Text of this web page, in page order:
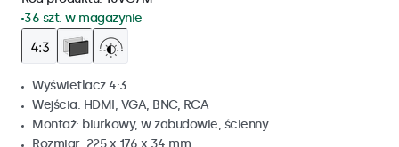
36 szt. w magazynie
Wyświetlacz 4:3
Wejścia: HDMI, VGA, BNC, RCA
Montaż: biurkowy, w zabudowie, ścienny
Rozmiar: 225 x 176 x 34 mm